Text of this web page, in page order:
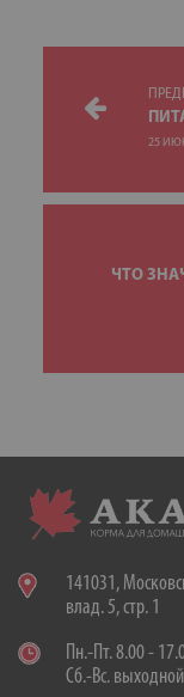
25
ЧТО
141031,
влад. 5, стр. 1
Пн.-Пт. 8.00 -
Сб.-Вс. выходной